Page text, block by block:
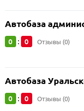
Автобаза
0 : 0 Отзывы (0)
Автобаза
0 : 0 Отзывы (0)